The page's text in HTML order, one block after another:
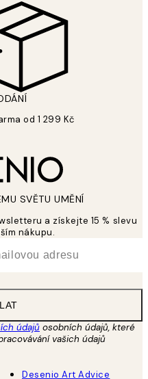
od 1 299 Kč
SVĚTU UMĚNÍ
a získejte 15 % slevu
nákupu.
údajů osobních údajů, které
vašich údajů
Desenio Art Advice